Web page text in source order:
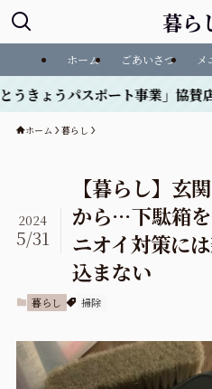
暮ら
ホーム ごあいさつ
ート事業」協賛店です♪
ホーム 暮らし
【暮らし】玄
から…下駄箱を
ニオイ対策に
込まない
2024
5/31
暮らし 掃除